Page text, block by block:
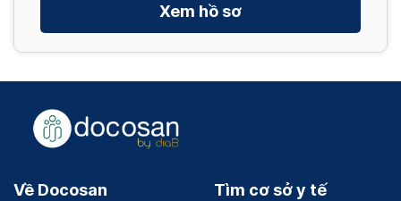
Xem hồ sơ
Về Docosan Tìm cơ sở y tế